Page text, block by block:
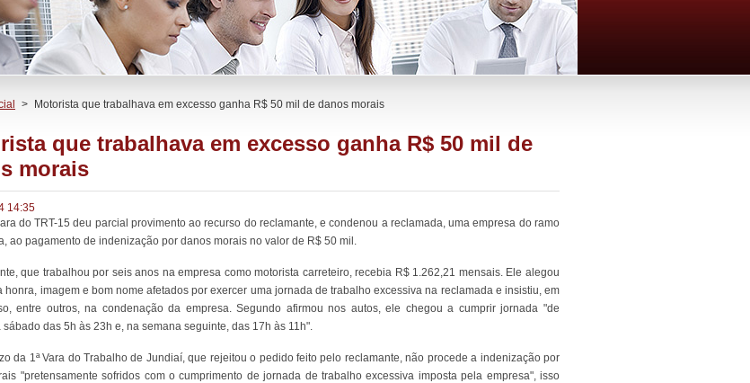
> Motorista que trabalhava em excesso ganha R$ 50 mil de danos morais
que trabalhava em excesso ganha R$ 50 mil de
morais
14:35
do TRT-15 deu parcial provimento ao recurso do reclamante, e condenou a reclamada, uma empresa do ramo
ao pagamento de indenização por danos morais no valor de R$ 50 mil.
que trabalhou por seis anos na empresa como motorista carreteiro, recebia R$ 1.262,21 mensais. Ele alegou
honra, imagem e bom nome afetados por exercer uma jornada de trabalho excessiva na reclamada e insistiu, em
entre outros, na condenação da empresa. Segundo afirmou nos autos, ele chegou a cumprir jornada "de
sábado das 5h às 23h e, na semana seguinte, das 17h às 11h".
da 1ª Vara do Trabalho de Jundiaí, que rejeitou o pedido feito pelo reclamante, não procede a indenização por
"pretensamente sofridos com o cumprimento de jornada de trabalho excessiva imposta pela empresa", isso